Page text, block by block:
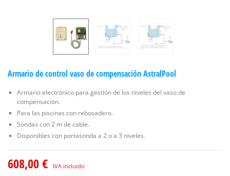
Armario de control vaso de compensación AstralPool
Armario electrónico para gestión de los niveles del vaso de
compensación.
Para las piscinas con rebosadero.
Sondas con 2 m de cable.
Disponibles con portasonda a 2 o a 3 niveles.
608,00 € IVA incluido